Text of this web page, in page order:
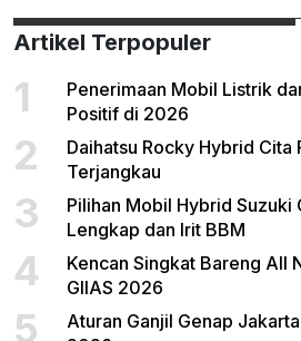
Artikel Terpopuler
1
Penerimaan Mobil Listrik
Positif di 2026
2
Daihatsu Rocky Hybrid Cita
Terjangkau
3
Pilihan Mobil Hybrid Suzuki
Lengkap dan Irit BBM
4
Kencan Singkat Bareng All
GIIAS 2026
5
Aturan Ganjil Genap